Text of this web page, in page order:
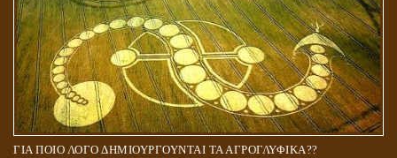
ΓΙΑ ΠΟΙΟ ΛΟΓΟ ΔΗΜΙΟΥΡΓΟΥΝΤΑΙ ΤΑ ΑΓΡΟΓΛΥΦΙΚΑ??